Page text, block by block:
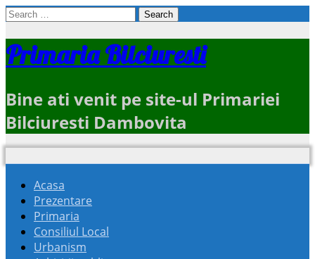
Search
Primaria Bilciuresti
Bine ati venit pe site-ul Primariei
Bilciuresti Dambovita
Acasa
Prezentare
Primaria
Consiliul Local
Urbanism